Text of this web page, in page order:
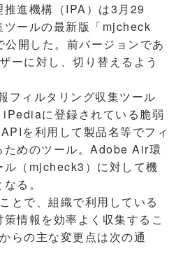
進機構（IPA）は3月29
ツールの最新版「mjcheck
開した。前バージョンであ
ーに対し、切り替えるよう
ィルタリング収集ツール
に登録されている脆弱
を利用して製品名等でフィ
ためのツール。Adobe Air環
ル（mjcheck3）に対して機
る。
とで、組織で利用している
情報を効率よく収集するこ
らの主な変更点は次の通